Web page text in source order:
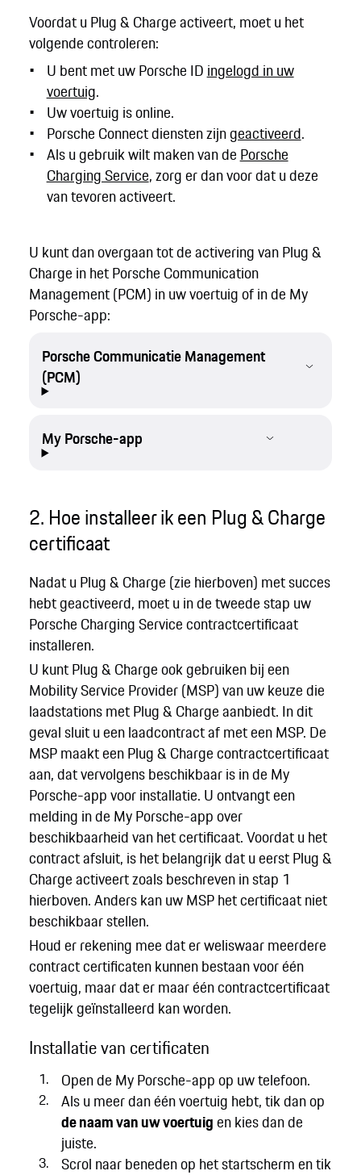
Voordat u Plug & Charge activeert, moet u het
volgende controleren:
U bent met uw Porsche ID ingelogd in uw
voertuig.
Uw voertuig is online.
Porsche Connect diensten zijngeactiveerd.
Als u gebruik wilt maken van de Porsche
Charging Service, zorg er dan voor dat u deze
van tevoren activeert.
U kunt dan overgaan tot de activering van Plug &
Charge in het Porsche Communication
Management (PCM) in uw voertuig of in de My
Porsche-app:
Porsche Communicatie Management
(PCM)
My Porsche-app
2. Hoe installeer ik een Plug & Charge
certificaat
Nadat u Plug & Charge (zie hierboven) met succes
hebt geactiveerd, moet u in de tweede stap uw
Porsche Charging Service contractcertificaat
installeren.
U kunt Plug & Charge ook gebruiken bij een
Mobility Service Provider (MSP) van uw keuze die
laadstations met Plug & Charge aanbiedt. In dit
geval sluit u een laadcontract af met een MSP. De
MSP maakt een Plug & Charge contractcertificaat
aan, dat vervolgens beschikbaar is in de My
Porsche-app voor installatie. U ontvangt een
melding in de My Porsche-app over
beschikbaarheid van het certificaat. Voordat u het
contract afsluit, is het belangrijk dat u eerst Plug &
Charge activeert zoals beschreven in stap 1
hierboven. Anders kan uw MSP het certificaat niet
beschikbaar stellen.
Houd er rekening mee dat er weliswaar meerdere
contract certificaten kunnen bestaan voor één
voertuig, maar dat er maar één contractcertificaat
tegelijk geïnstalleerd kan worden.
Installatie van certificaten
Open de My Porsche-app op uw telefoon.
Als u meer dan één voertuig hebt, tik dan op
de naam van uw voertuigen kies dan de
juiste.
Scrol naar beneden op het startscherm en tik